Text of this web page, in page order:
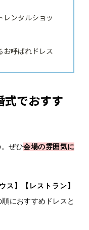
レンタルショッ
お呼ばれドレス
式でおすす
ぜひ会場の雰囲気に
ス】【レストラン】
順におすすめドレスと